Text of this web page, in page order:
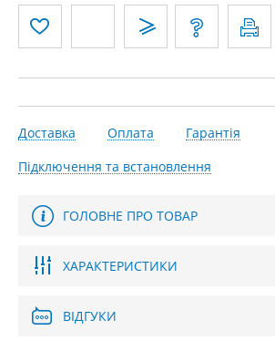
Доставка Оплата
Гарантія
Підключення та встановлення
ГОЛОВНЕ ПРО ТОВАР
ХАРАКТЕРИСТИКИ
ВІДГУКИ